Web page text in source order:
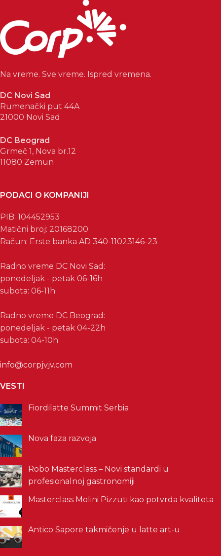
Na vreme. Sve vreme. Ispred vremena.
DC Novi Sad
Rumenački put 44A
21000 Novi Sad
DC Beograd
Grmeč 1, Nova br.12
11080 Zemun
PODACI O KOMPANIJI
PIB: 104452953
Matični broj: 20168200
Račun: Erste banka AD 340-11023146-23
Radno vreme DC Novi Sad:
ponedeljak - petak 06-16h
subota: 06-11h
Radno vreme DC Beograd:
ponedeljak - petak 04-22h
subota: 04-10h
info@corpjvjv.com
VESTI
Fiordilatte Summit Serbia
Nova faza razvoja
Robo Masterclass – Novi standardi u
profesionalnoj gastronomiji
Masterclass Molini Pizzuti kao potvrda kvaliteta
Antico Sapore takmičenje u latte art-u